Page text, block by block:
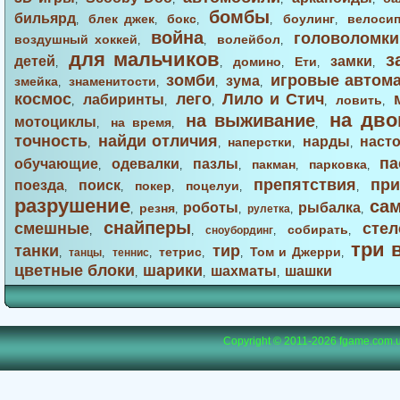
бильярд,блек джек,бокс, бомбы, боулинг,
воздушный хоккей, война, волейбол, головоломки
детей, для мальчиков, домино, Ети, замки,
змейка, знаменитости,зомби, зума,
игровые
космос, лабиринты, лего,Лило и Стич,ловить,
мотоциклы, на время, на выживание, на
точность, найди отличия, наперстки, нарды,
обучающие, одевалки, пазлы, пакман, парковка,
поезда, поиск, покер, поцелуи, препятствия,
разрушение, резня, роботы, рулетка, рыбалка,
смешные, снайперы, сноубординг, собирать,
танки,танцы, теннис,тетрис, тир,Том и Джерри, три
цветные блоки, шарики, шахматы, шашки
Copyright © 2011-2026